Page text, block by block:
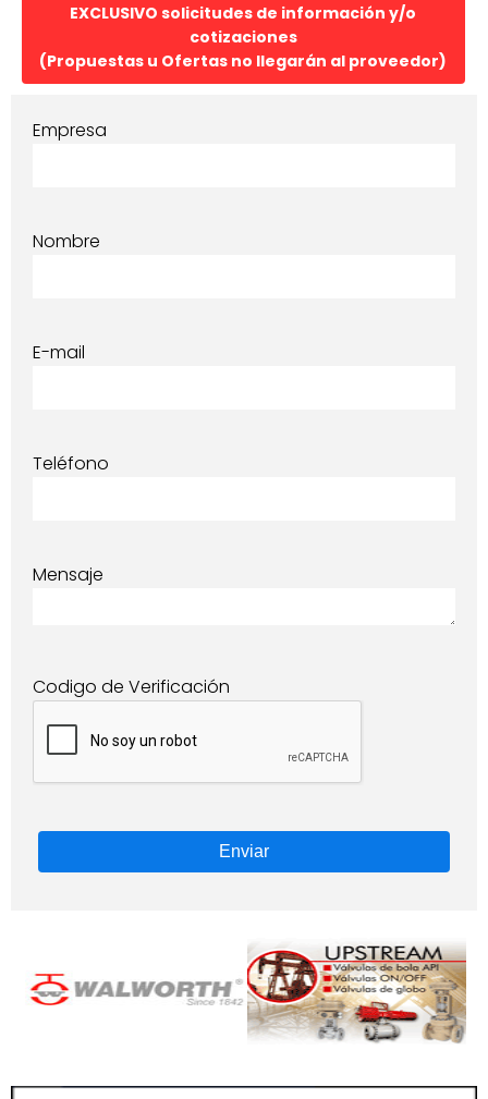
EXCLUSIVO solicitudes de información y/o
cotizaciones
(Propuestas u Ofertas no llegarán al proveedor)
Empresa
Nombre
E-mail
Teléfono
Mensaje
Codigo de Verificación
Enviar